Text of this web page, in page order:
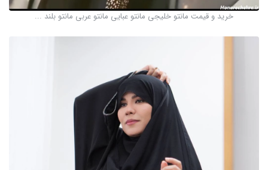
خرید و قیمت مانتو خلیجی مانتو عبایی مانتو عربی مانتو بلند ...